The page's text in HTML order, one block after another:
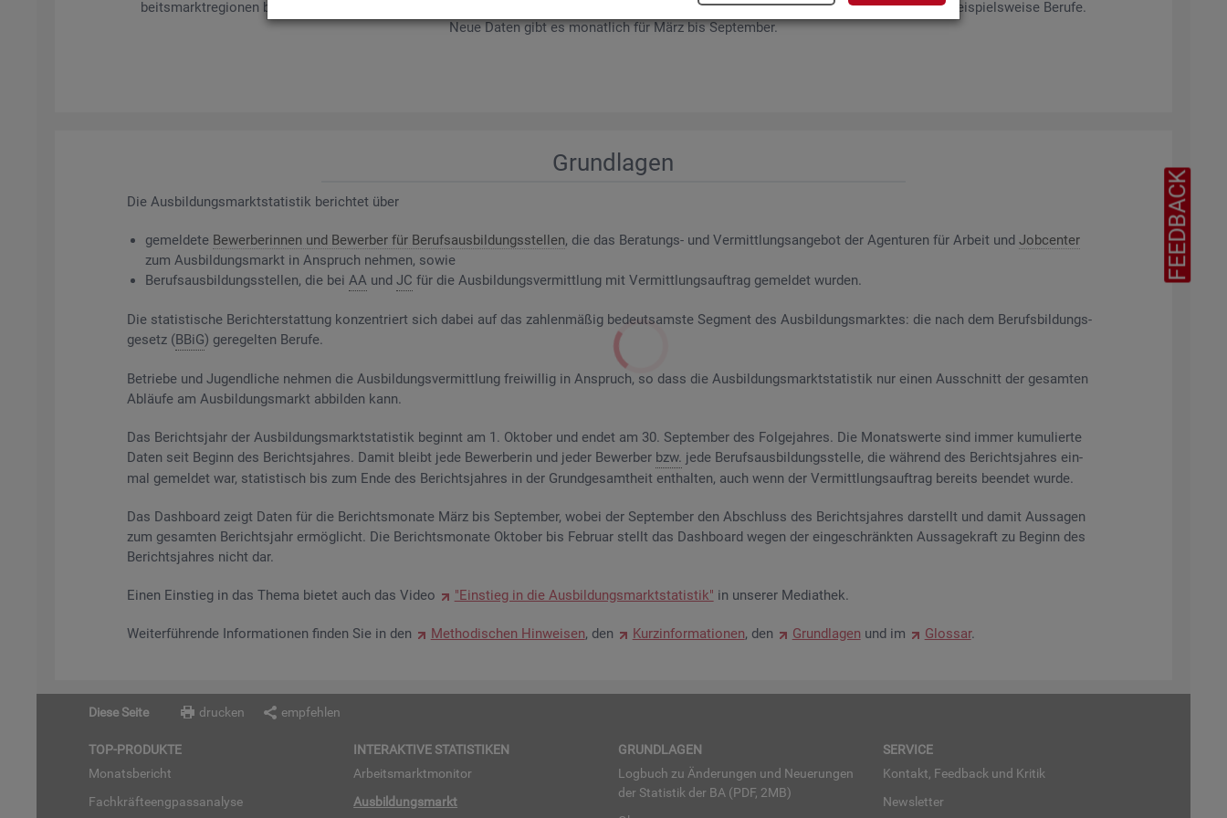
beits­markt­re­gio­nen bil­det es ge­mel­de­te Be­wer­be­rin­nen und Be­wer­ber sowie Be­rufs­aus­bil­dungs­stel­len nach ge­frag­ten Merk­ma­len ab, bei­spiels­wei­se Be­ru­fe.
Neue Daten gibt es mo­nat­lich für März bis Sep­tem­ber.
Grund­la­gen
Die Aus­bil­dungs­markt­sta­tis­tik be­rich­tet über
ge­mel­de­te Be­wer­be­rin­nen und Be­wer­ber für Be­rufs­aus­bil­dungs­stel­len, die das Be­ra­tungs- und Ver­mitt­lungs­an­ge­bot der Agen­tu­ren für Ar­beit und Job­cen­ter
zum Aus­bil­dungs­markt in An­spruch neh­men, sowie
Be­rufs­aus­bil­dungs­stel­len, die bei AAund JC für die Aus­bil­dungs­ver­mitt­lung mit Ver­mitt­lungs­auf­trag ge­mel­det wur­den.
Die sta­tis­ti­sche Be­richt­erstat­tung kon­zen­triert sich dabei auf das zah­len­mä­ßig be­deut­sams­te Seg­ment des Aus­bil­dungs­mark­tes: die nach dem Be­rufs­bil­dungs­
ge­setz (BBiG) ge­re­gel­ten Be­ru­fe.
Be­trie­be und Ju­gend­li­che neh­men die Aus­bil­dungs­ver­mitt­lung frei­wil­lig in An­spruch, so dass die Aus­bil­dungs­markt­sta­tis­tik nur einen Aus­schnitt der ge­sam­ten
Ab­läu­fe am Aus­bil­dungs­markt ab­bil­den kann.
Das Be­richts­jahr der Aus­bil­dungs­markt­sta­tis­tik be­ginnt am 1. Ok­to­ber und endet am 30. Sep­tem­ber des Fol­ge­jah­res. Die Mo­nats­wer­te sind immer ku­mu­lier­te
Daten seit Be­ginn des Be­richts­jah­res. Damit bleibt jede Be­wer­be­rin und jeder Be­wer­ber bzw. jede Be­rufs­aus­bil­dungs­stel­le, die wäh­rend des Be­richts­jah­res ein­
mal ge­mel­det war, sta­tis­tisch bis zum Ende des Be­richts­jah­res in der Grund­ge­samt­heit ent­hal­ten, auch wenn der Ver­mitt­lungs­auf­trag be­reits be­en­det wurde.
Das Da­sh­board zeigt Daten für die Be­richts­mo­na­te März bis Sep­tem­ber, wobei der Sep­tem­ber den Ab­schluss des Be­richts­jah­res dar­stellt und damit Aus­sa­gen
zum ge­sam­ten Be­richts­jahr er­mög­licht. Die Be­richts­mo­na­te Ok­to­ber bis Fe­bru­ar stellt das Da­sh­board wegen der ein­ge­schränk­ten Aus­sa­ge­kraft zu Be­ginn des
Be­richts­jah­res nicht dar.
Einen Ein­stieg in das Thema bie­tet auch das Video "Ein­stieg in die Aus­bil­dungs­markt­sta­tis­tik" in un­se­rer Me­dia­thek.
Wei­ter­füh­ren­de In­for­ma­tio­nen fin­den Sie in den Me­tho­di­schen Hin­wei­sen, den Kurz­in­for­ma­tio­nen, den Grund­la­gen und im Glos­sar.
FEEDBACK
Diese Seite drucken empfehlen
TOP-PRO­DUK­TE
Mo­nats­be­richt
Fach­kräf­te­eng­pass­ana­ly­se
IN­TER­AK­TI­VE STA­TIS­TI­KEN
Ar­beits­markt­mo­ni­tor
Aus­bil­dungs­markt
GRUND­LA­GEN
Log­buch zu Än­de­run­gen und Neue­run­gen
der Sta­tis­tik der BA (PDF, 2MB)
SER­VICE
Kon­takt, Feed­back und Kri­tik
News­let­ter